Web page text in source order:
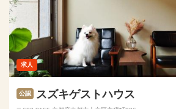
公認 スズキゲストハウス
求人